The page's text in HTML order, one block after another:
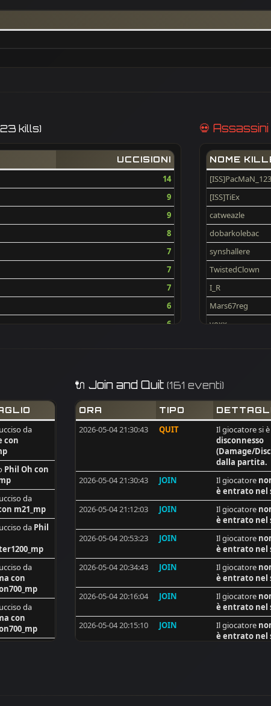
kills)
UCCISIONI
14
9
9
8
7
7
7
6
6
5
5
4
4
4
3
3
3
3
3
💀
NOME
[ISS]PacMaN_123
[ISS]TiEx
catweazle
dobarkolebac
synshallere
TwistedClown
I_R
Mars67reg
voxx
[ISS]DOMI
ALEKS
CRO_Dema
flecxs
d_alb_r
sid
KUZZMEY
cptStanko
Brecha
Desmo16
[ISS]tubidi
[ISS]Trackerman
ivanvela92
da
con
Phil Oh con
da
m21_mp
da Phil
da
con
da
con
🔌 Join and Quit (161 eventi)
ORA TIPO
2026-05-04 21:30:43 QUIT
Il giocatore si è
disconnesso
(Damage/
dalla partita.
2026-05-04 21:30:43
JOIN Il giocatore
è entrato nel
2026-05-04 21:12:03
JOIN Il giocatore
è entrato nel
2026-05-04 20:53:23
JOIN Il giocatore
è entrato nel
2026-05-04 20:34:43
JOIN Il giocatore
è entrato nel
2026-05-04 20:16:04
JOIN Il giocatore
è entrato nel
2026-05-04 20:15:10
JOIN Il giocatore
è entrato nel